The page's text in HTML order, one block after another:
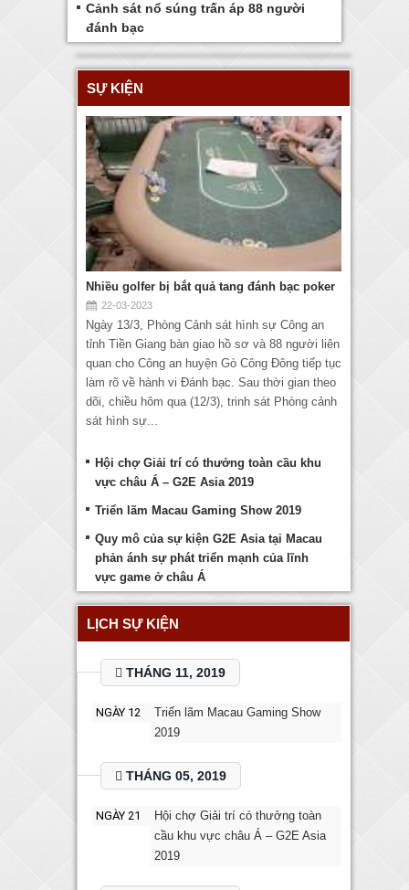
Cảnh sát nổ súng trấn áp 88 người
đánh bạc
SỰ KIỆN
Nhiều golfer bị bắt quả tang đánh bạc poker
22-03-2023
Ngày 13/3, Phòng Cảnh sát hình sự Công an
tỉnh Tiền Giang bàn giao hồ sơ và 88 người liên
quan cho Công an huyện Gò Công Đông tiếp tục
làm rõ về hành vi Đánh bạc. Sau thời gian theo
dõi, chiều hôm qua (12/3), trinh sát Phòng cảnh
sát hình sự...
Hội chợ Giải trí có thưởng toàn cầu khu
vực châu Á – G2E Asia 2019
Triển lãm Macau Gaming Show 2019
Quy mô của sự kiện G2E Asia tại Macau
phản ánh sự phát triển mạnh của lĩnh
vực game ở châu Á
LỊCH SỰ KIỆN
THÁNG 11, 2019
NGÀY 12
Triển lãm Macau Gaming Show
2019
THÁNG 05, 2019
NGÀY 21
Hội chợ Giải trí có thưởng toàn
cầu khu vực châu Á – G2E Asia
2019